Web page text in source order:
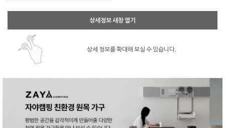
상세정보 새창 열기
상세 정보를 확대해 보실 수 있습니다.